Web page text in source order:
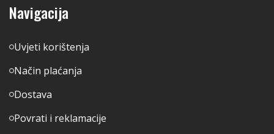
Navigacija
Uvjeti korištenja
Način plaćanja
Dostava
Povrati i reklamacije